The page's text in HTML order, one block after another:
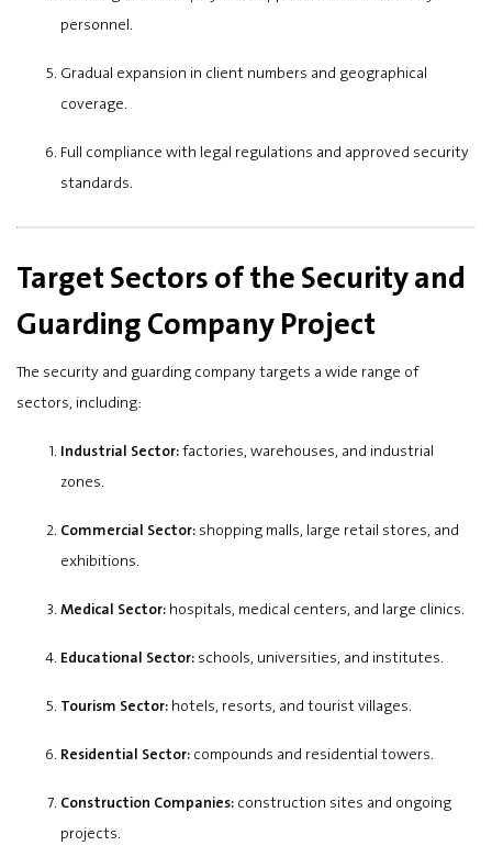
personnel.
Gradual expansion in client numbers and geographical
coverage.
Full compliance with legal regulations and approved security
standards.
Target Sectors of the Security and
Guarding Company Project
The security and guarding company targets a wide range of
sectors, including:
Industrial Sector:factories, warehouses, and industrial
zones.
Commercial Sector:shopping malls, large retail stores, and
exhibitions.
Medical Sector:hospitals, medical centers, and large clinics.
Educational Sector:schools, universities, and institutes.
Tourism Sector:hotels, resorts, and tourist villages.
Residential Sector:compounds and residential towers.
Construction Companies:construction sites and ongoing
projects.